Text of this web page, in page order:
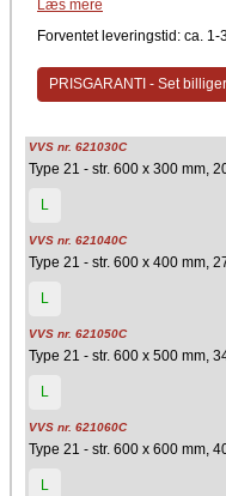
Leveres med L-
Hvid panelradiator i klassisk
Godkendt
Lever op til
installeres i central- &
NB: Brenner radiatore kan
Læs mere
Forventet leveringstid: ca. 1-
PRISGARANTI - Set
VVS nr. 621030C
Type 21 - str. 600 x 300 mm,
L
VVS nr. 621040C
Type 21 - str. 600 x 400 mm,
L
VVS nr. 621050C
Type 21 - str. 600 x 500 mm,
L
VVS nr. 621060C
Type 21 - str. 600 x 600 mm,
L